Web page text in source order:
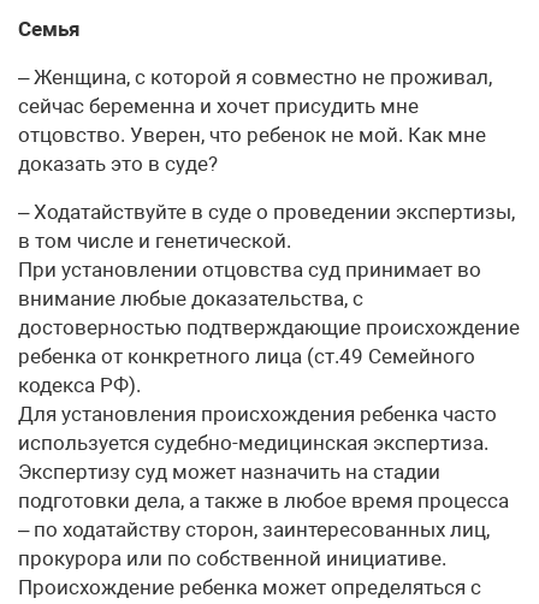
Семья
– Женщина, с которой я совместно не проживал,
сейчас беременна и хочет присудить мне
отцовство. Уверен, что ребенок не мой. Как мне
доказать это в суде?
– Ходатайствуйте в суде о проведении экспертизы,
в том числе и генетической.
При установлении отцовства суд принимает во
внимание любые доказательства, с
достоверностью подтверждающие происхождение
ребенка от конкретного лица (ст.49 Семейного
кодекса РФ).
Для установления происхождения ребенка часто
используется судебно-медицинская экспертиза.
Экспертизу суд может назначить на стадии
подготовки дела, а также в любое время процесса
– по ходатайству сторон, заинтересованных лиц,
прокурора или по собственной инициативе.
Происхождение ребенка может определяться с